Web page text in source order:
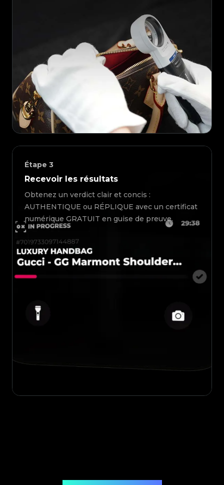
Étape 3
Recevoir les résultats
Obtenez un verdict clair et concis :
AUTHENTIQUE ou RÉPLIQUE avec un certificat
numérique GRATUIT en guise de preuve.